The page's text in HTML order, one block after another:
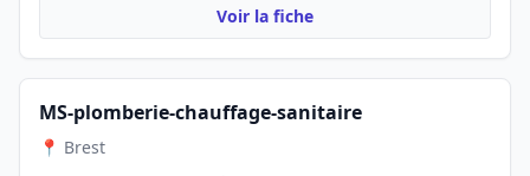
Voir la fiche
MS-plomberie-chauffage-sanitaire
📍 Brest